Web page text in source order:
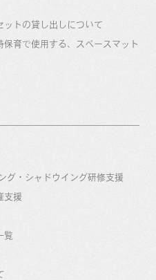
ットの貸し出しについて
育で使用する、スペースマット
グ・シャドウイング研修支援
支援
覧